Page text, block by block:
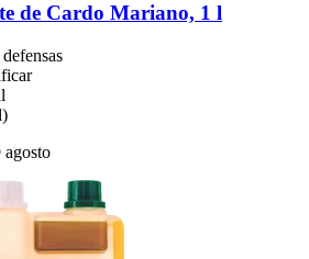
de Cardo Mariano, 1 l
agosto